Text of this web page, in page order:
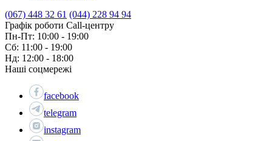
(067) 448 32 61 (044) 228 94 94
Графік роботи Call-центру
Пн-Пт: 10:00 - 19:00
Сб: 11:00 - 19:00
Нд: 12:00 - 18:00
Наші соцмережі
facebook
telegram
instagram